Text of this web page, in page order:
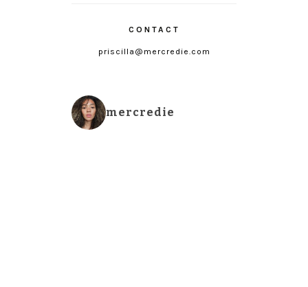
CONTACT
priscilla@mercredie.com
mercredie